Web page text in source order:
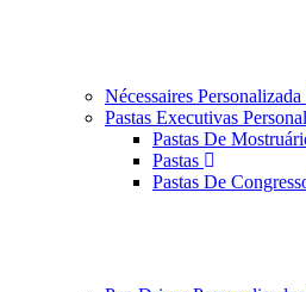
Nécessaires Personalizada
Pastas Executivas
Pastas De
Pastas
Pastas De